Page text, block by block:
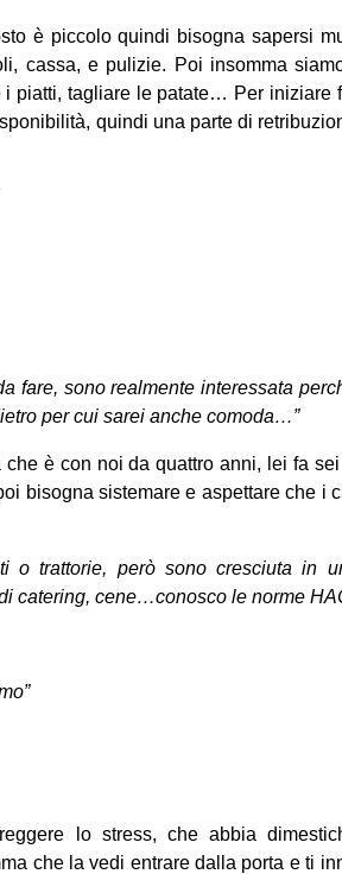
è piccolo quindi bisogna sapersi
cassa, e pulizie. Poi insomma
piatti, tagliare le patate… Per iniziare
quindi una parte di
fare, sono realmente interessata
per cui sarei anche comoda…”
è con noi da quattro anni, lei fa
bisogna sistemare e aspettare che i
o trattorie, però sono cresciuta in
catering, cene…conosco le norme
lo stress, che abbia
che la vedi entrare dalla porta e ti